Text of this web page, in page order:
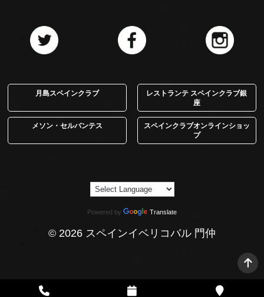
月島スペインクラブ
レストランテ スペインクラブ銀
座
メソン・セルバンテス
スペインクラブオンラインショッ
プ
Powered by Translate
© 2026 スペインイベリコバル 門仲